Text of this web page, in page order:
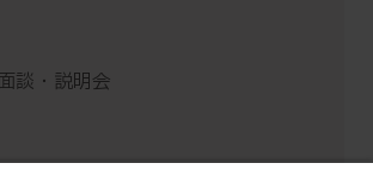
談・説明会